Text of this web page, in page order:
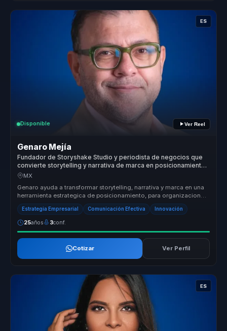
ES
Disponible Ver Reel
Genaro Mejía
Fundador de Storyshake Studio y periodista de negocios que
convierte storytelling y narrativa de marca en posicionamiento
para empresas y lideres.
MX
Genaro ayuda a transformar storytelling, narrativa y marca en una
herramienta estrategica de posicionamiento, para organizaciones
que nec...
Estrategia Empresarial Comunicación Efectiva Innovación
25años 3conf.
Cotizar Ver Perfil
ES